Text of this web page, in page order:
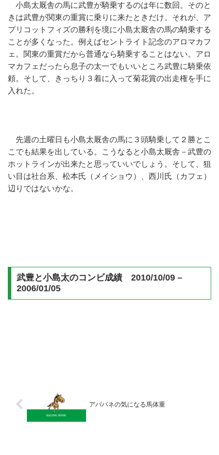
小島太厩舎の馬に武豊が騎乗するのは年に数回。そのと
きは武豊が関東の重賞に乗りに来たときだけ。それが、ア
プリコットフィズの勝利を境に小島太厩舎の馬の騎乗する
ことが多くなった。例えばセントライト記念のアロマカフ
ェ。関東の重賞だから普通なら騎乗することはない。アロ
マカフェだったら息子の太一でもいいところ武豊に騎乗依
頼。そして、きっちり３着に入って菊花賞の出走権を手に
入れた。
先週の土曜日も小島太厩舎の馬に３頭騎乗して２勝とこ
こでも結果を出している。こうなると小島太厩舎－武豊の
ホットラインが出来たと思っていいでしょう。そして、狙
い目は社台系、松本氏（メイショウ）、西川氏（カフェ）
辺りではないかな。
武豊と小島太のコンビ成績 2010/10/09 –
2006/01/05
アパパネの気になる馬体重